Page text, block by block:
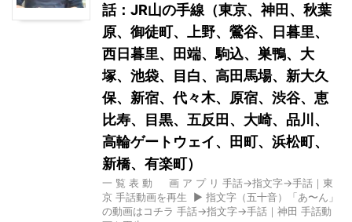
話：JR山の手線（東京、神田、秋葉
原、御徒町、上野、鶯谷、日暮里、
西日暮里、田端、駒込、巣鴨、大
塚、池袋、目白、高田馬場、新大久
保、新宿、代々木、原宿、渋谷、恵
比寿、目黒、五反田、大崎、品川、
高輪ゲートウェイ、田町、浜松町、
新橋、有楽町）
一 覧 表 動 画 ア プ リ 手話→指文字→手話｜東
京 手話動画を再生 ▶ 指文字（五十音）「あ〜ん」
の動画はコチラ 手話→指文字→手話｜神田 手話動